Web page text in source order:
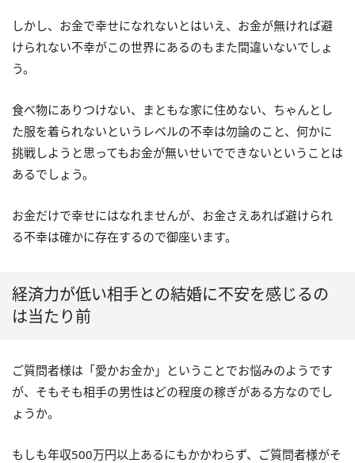
しかし、お金で幸せになれないとはいえ、お金が無ければ避
けられない不幸がこの世界にあるのもまた間違いないでしょ
う。
食べ物にありつけない、まともな家に住めない、ちゃんとし
た服を着られないというレベルの不幸は勿論のこと、何かに
挑戦しようと思ってもお金が無いせいでできないということは
あるでしょう。
お金だけで幸せにはなれませんが、お金さえあれば避けられ
る不幸は確かに存在するので御座います。
経済力が低い相手との結婚に不安を感じるの
は当たり前
ご質問者様は「愛かお金か」ということでお悩みのようです
が、そもそも相手の男性はどの程度の稼ぎがある方なのでし
ょうか。
もしも年収500万円以上あるにもかかわらず、ご質問者様がそ